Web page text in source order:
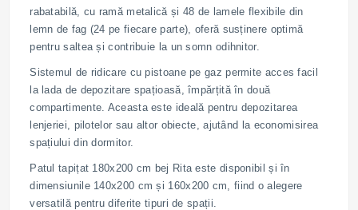
rabatabilă, cu ramă metalică și 48 de lamele flexibile din
lemn de fag (24 pe fiecare parte), oferă susținere optimă
pentru saltea și contribuie la un somn odihnitor.
Sistemul de ridicare cu pistoane pe gaz permite acces facil
la lada de depozitare spațioasă, împărțită în două
compartimente. Aceasta este ideală pentru depozitarea
lenjeriei, pilotelor sau altor obiecte, ajutând la economisirea
spațiului din dormitor.
Patul tapițat 180x200 cm bej Rita este disponibil și în
dimensiunile 140x200 cm și 160x200 cm, fiind o alegere
versatilă pentru diferite tipuri de spații.